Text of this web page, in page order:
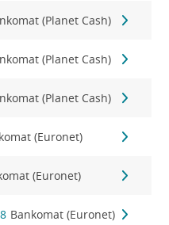
(Planet Cash)
(Planet Cash)
(Planet Cash)
(Euronet)
(Euronet)
Bankomat (Euronet)